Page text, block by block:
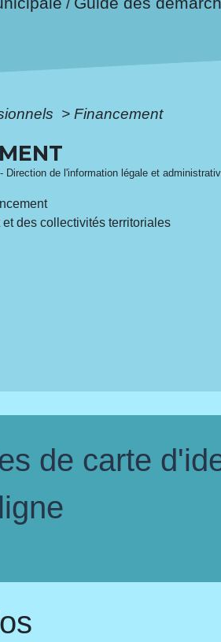
/
> Financement
Direction de l'information légale et
des collectivités territoriales
de carte